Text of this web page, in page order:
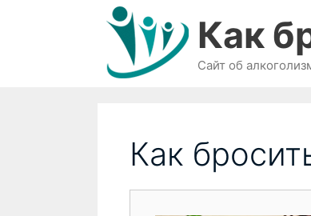
Как
Сайт об
Как